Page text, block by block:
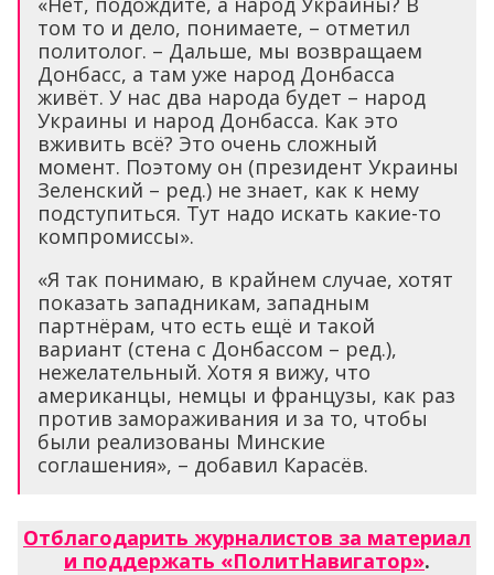
том то и дело, понимаете, – отметил
политолог. – Дальше, мы возвращаем
Донбасс, а там уже народ Донбасса
живёт. У нас два народа будет – народ
Украины и народ Донбасса. Как это
вживить всё? Это очень сложный
момент. Поэтому он (президент Украины
Зеленский – ред.) не знает, как к нему
подступиться. Тут надо искать какие-то
компромиссы».
«Я так понимаю, в крайнем случае, хотят
показать западникам, западным
партнёрам, что есть ещё и такой
вариант (стена с Донбассом – ред.),
нежелательный. Хотя я вижу, что
американцы, немцы и французы, как раз
против замораживания и за то, чтобы
были реализованы Минские
соглашения», – добавил Карасёв.
Отблагодарить журналистов за материал
и поддержать «ПолитНавигатор».